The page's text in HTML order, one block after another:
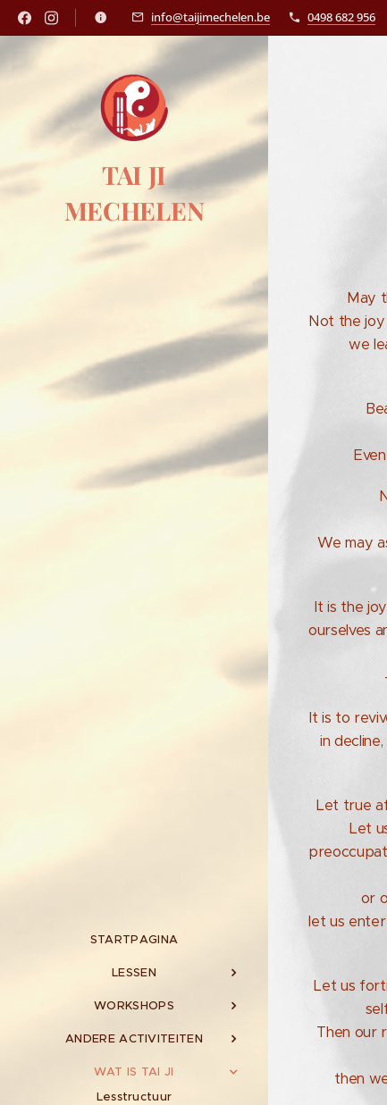
info@taijimechelen.be 0498 682 956
TAI JI
MECHELEN
STARTPAGINA
LESSEN
WORKSHOPS
ANDERE ACTIVITEITEN
WAT IS TAI JI
Lesstructuur
May
Not the joy
we
We may
It is the
ourselves
It is to
in
Let true
Let
or
let us
Let us
Then our
then